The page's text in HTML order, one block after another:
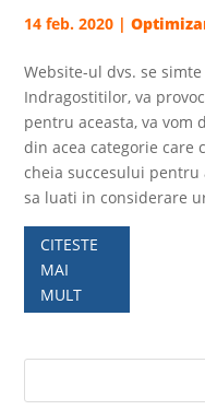
14 feb. 2020 |
Website-ul dvs. se
Indragostitilor, va
pentru aceasta, va vom
din acea categorie care
cheia succesului
sa luati in considerare
CITESTE
MAI
MULT